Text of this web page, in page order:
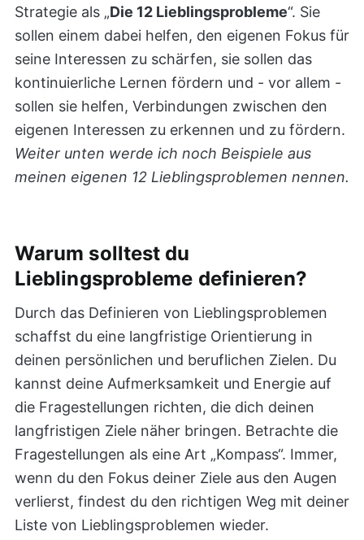
Strategie als „Die 12 Lieblingsprobleme“. Sie
sollen einem dabei helfen, den eigenen Fokus für
seine Interessen zu schärfen, sie sollen das
kontinuierliche Lernen fördern und - vor allem -
sollen sie helfen, Verbindungen zwischen den
eigenen Interessen zu erkennen und zu fördern.
Weiter unten werde ich noch Beispiele aus
meinen eigenen 12 Lieblingsproblemen nennen.
Warum solltest du
Lieblingsprobleme definieren?
Durch das Definieren von Lieblingsproblemen
schaffst du eine langfristige Orientierung in
deinen persönlichen und beruflichen Zielen. Du
kannst deine Aufmerksamkeit und Energie auf
die Fragestellungen richten, die dich deinen
langfristigen Ziele näher bringen. Betrachte die
Fragestellungen als eine Art „Kompass“. Immer,
wenn du den Fokus deiner Ziele aus den Augen
verlierst, findest du den richtigen Weg mit deiner
Liste von Lieblingsproblemen wieder.